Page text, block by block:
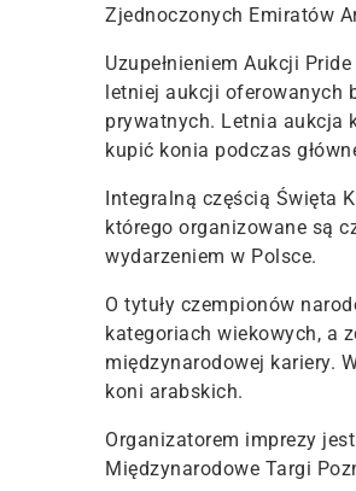
Zjednoczonych Emiratów
Uzupełnieniem Aukcji
letniej aukcji oferowanych
prywatnych. Letnia aukcja
kupić konia podczas
Integralną częścią Święta
którego organizowane są
wydarzeniem w Polsce.
O tytuły czempionów
kategoriach wiekowych, a
międzynarodowej kariery.
koni arabskich.
Organizatorem imprezy
Międzynarodowe Targi